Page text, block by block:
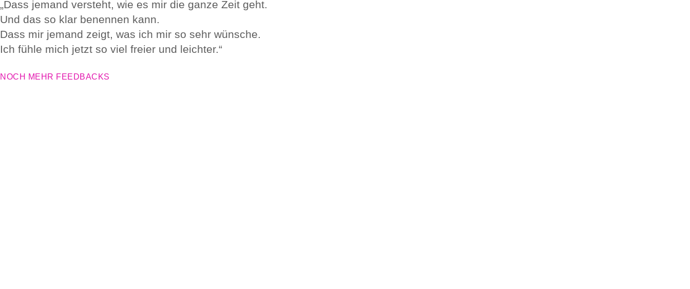
„Dass jemand versteht, wie es mir die ganze Zeit geht.
Und das so klar benennen kann.
Dass mir jemand zeigt, was ich mir so sehr wünsche.
Ich fühle mich jetzt so viel freier und leichter.“
NOCH MEHR FEEDBACKS